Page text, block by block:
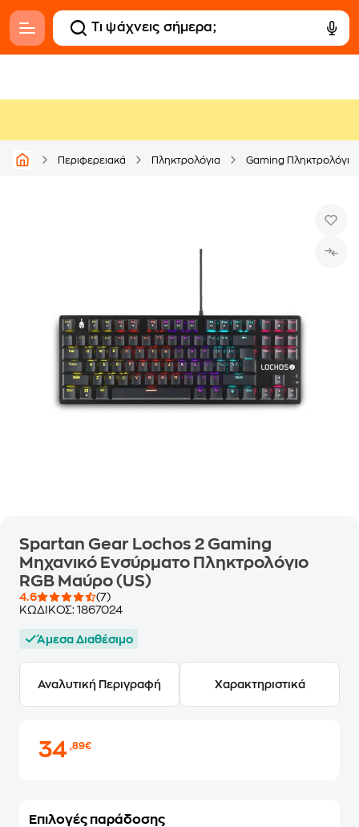
Περιφερειακά Πληκτρολόγια Gaming Πληκτρολόγια
Spartan Gear Lochos 2 Gaming
Μηχανικό Ενσύρματο Πληκτρολόγιο
RGB Μαύρο (US)
4.6
(7)
ΚΩΔΙΚΟΣ: 1867024
Άμεσα Διαθέσιμο
Αναλυτική Περιγραφή Χαρακτηριστικά
34,89€
Επιλογές παράδοσης